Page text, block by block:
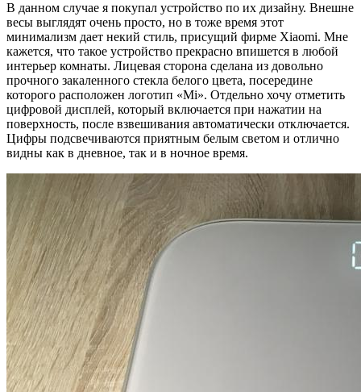
В данном случае я покупал устройство по их дизайну. Внешне
весы выглядят очень просто, но в тоже время этот
минимализм дает некий стиль, присущий фирме Xiaomi. Мне
кажется, что такое устройство прекрасно впишется в любой
интерьер комнаты. Лицевая сторона сделана из довольно
прочного закаленного стекла белого цвета, посередине
которого расположен логотип «Mi». Отдельно хочу отметить
цифровой дисплей, который включается при нажатии на
поверхность, после взвешивания автоматически отключается.
Цифры подсвечиваются приятным белым светом и отлично
видны как в дневное, так и в ночное время.